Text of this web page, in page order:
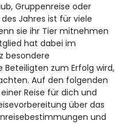
Gruppenreise oder
Jahres ist für viele
sie ihr Tier mitnehmen
hat dabei im
besondere
Beteiligten zum Erfolg wird,
Auf den folgenden
Reise für dich und
über das
und